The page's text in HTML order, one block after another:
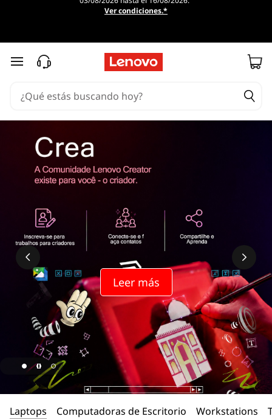
Ver condiciones.*
Ir al contenido principal
Leer más
Laptops Computadoras de Escritorio Workstations